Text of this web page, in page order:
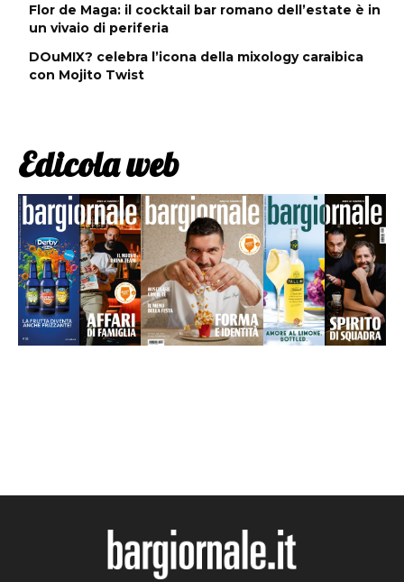
Flor de Maga: il cocktail bar romano dell’estate è in
un vivaio di periferia
DOuMIX? celebra l’icona della mixology caraibica
con Mojito Twist
Edicola web